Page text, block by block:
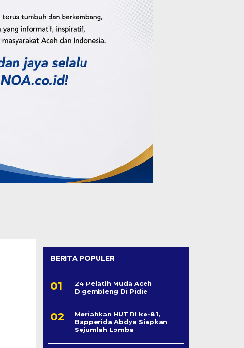
BERITA POPULER
24 Pelatih Muda Aceh
Digembleng Di Pidie
Meriahkan HUT RI ke-81,
Bapperida Abdya Siapkan
Sejumlah Lomba